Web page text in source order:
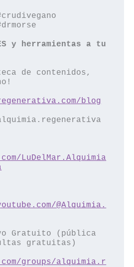
y herramientas a tu
de contenidos,
LuDelMar.Alquimia
@Alquimia.
Gratuito (pública
gratuitas)
groups/alquimia.r